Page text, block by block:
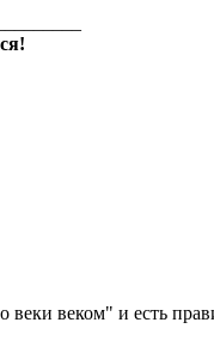
веки веком" и есть